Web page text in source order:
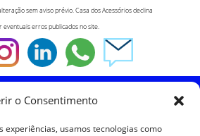
o Consentimento
experiências, usamos tecnologias como
sem aviso prévio. Casa dos Acessórios declina
erros publicados no site.
de Cookies